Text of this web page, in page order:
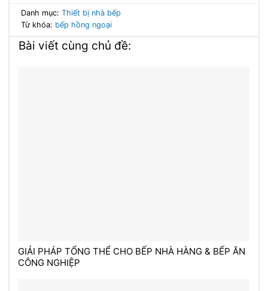
Danh mục: Thiết bị nhà bếp
Từ khóa: bếp hồng ngoại
Bài viết cùng chủ đề:
GIẢI PHÁP TỔNG THỂ CHO BẾP NHÀ HÀNG & BẾP ĂN
CÔNG NGHIỆP